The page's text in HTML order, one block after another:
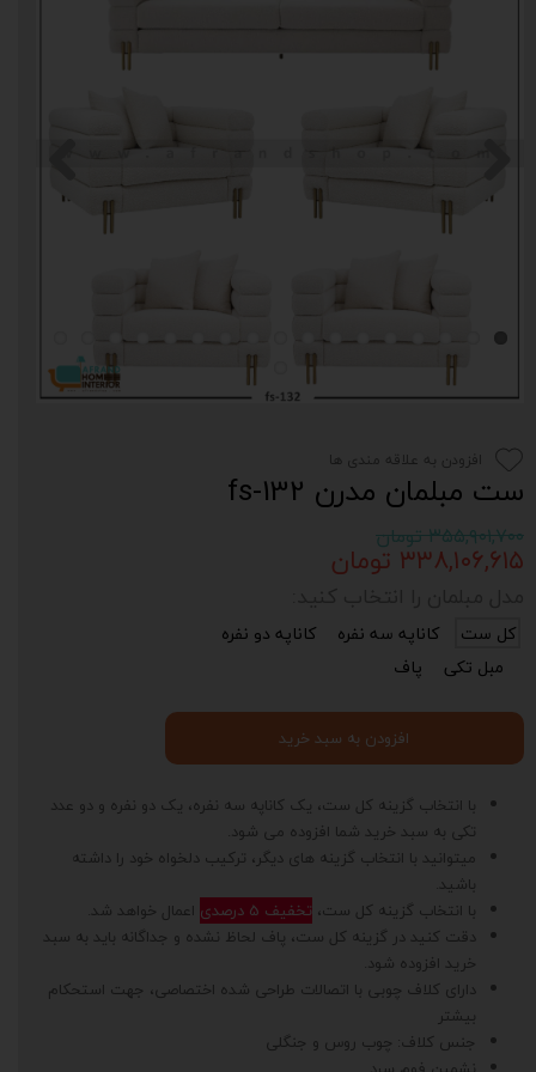
ست مبلمان مدرن fs-132
۳۵۵,۹۰۱,۷۰۰ تومان
۳۳۸,۱۰۶,۶۱۵ تومان
با انتخاب گزینه کل ست، یک کاناپه سه نفره، یک دو نفره و دو عدد
تکی به سبد خرید شما افزوده می شود.
میتوانید با انتخاب گزینه های دیگر، ترکیب دلخواه خود را داشته
باشید.
با انتخاب گزینه کل ست، تخفیف 5 درصدی
اعمال خواهد شد.
دقت کنید در گزینه کل ست، پاف لحاظ نشده و جداگانه باید به سبد
خرید افزوده شود.
دارای کلاف چوبی با اتصالات طراحی شده اختصاصی، جهت استحکام
بیشتر
جنس کلاف: چوب روس و جنگلی
کل ست کاناپه سه نفره
کاناپه دو نفره
مبل تکی
پاف
افزودن به سبد خرید
افزودن به علاقه مندی ها